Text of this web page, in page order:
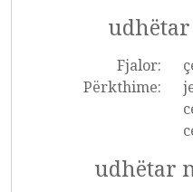
Fjalor:
Përkthime:
udhëtar